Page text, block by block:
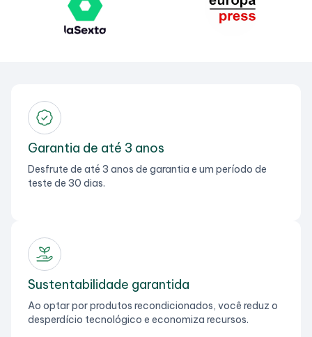
Garantia de até 3 anos
Desfrute de até 3 anos de garantia e um período de
teste de 30 dias.
Sustentabilidade garantida
Ao optar por produtos recondicionados, você reduz o
desperdício tecnológico e economiza recursos.